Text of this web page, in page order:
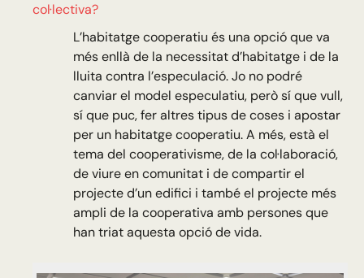
col·lectiva?
L’habitatge cooperatiu és una opció que va
més enllà de la necessitat d’habitatge i de la
lluita contra l’especulació. Jo no podré
canviar el model especulatiu, però sí que vull,
sí que puc, fer altres tipus de coses i apostar
per un habitatge cooperatiu. A més, està el
tema del cooperativisme, de la col·laboració,
de viure en comunitat i de compartir el
projecte d’un edifici i també el projecte més
ampli de la cooperativa amb persones que
han triat aquesta opció de vida.